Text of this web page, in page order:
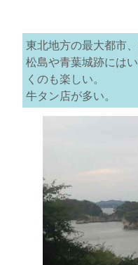
東北地方の最大都市
松島や青葉城跡には
くのも楽しい。
牛タン店が多い。